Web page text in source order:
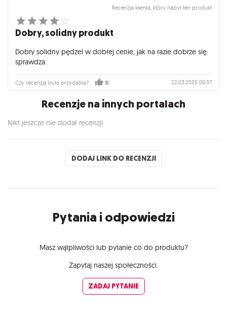
Recenzja klienta, który nabył ten produkt
Dobry, solidny produkt
Dobry solidny pędzel w dobrej cenie, jak na razie dobrze się
sprawdza.
Czy recenzja była przydatna? 0 22.03.2025 00:37
Recenzje na innych portalach
Nikt jeszcze nie dodał recenzji.
DODAJ LINK DO RECENZJI
Pytania i odpowiedzi
Masz wątpliwości lub pytanie co do produktu?
Zapytaj naszej społeczności.
ZADAJ PYTANIE